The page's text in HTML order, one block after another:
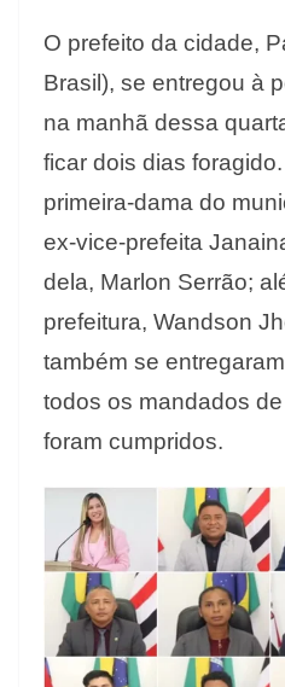
O prefeito da cidade,
Brasil), se entregou à
na manhã dessa
ficar dois dias
primeira-dama do
ex-vice-prefeita
dela, Marlon Serrão;
prefeitura, Wandson
também se
todos os mandados
foram cumpridos.